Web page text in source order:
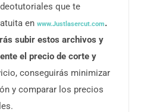
que te
en www.Justlasercut.com.
subir estos archivos y
el precio de corte y
conseguirás minimizar
y comparar los precios